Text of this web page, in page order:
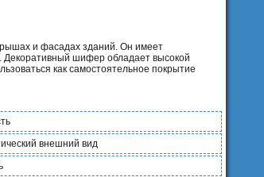
и фасадах зданий. Он имеет
Декоративный шифер обладает высокой
как самостоятельное покрытие
внешний вид